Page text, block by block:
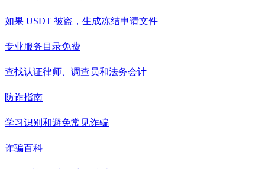
如果 USDT 被盗，生成冻结申请文件
专业服务目录免费
查找认证律师、调查员和法务会计
防诈指南
学习识别和避免常见诈骗
诈骗百科